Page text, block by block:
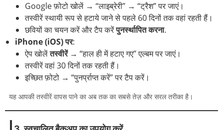
Google फ़ोटो खोलें → “लाइब्रेरी” → “ट्रैश” पर जाएं।
तस्वीरें स्थायी रूप से हटाये जाने से पहले 60 दिनों तक वहां रहती हैं।
छवियों का चयन करें और टैप करेंपुनर्स्थापित करना.
iPhone (iOS) पर:
ऐप खोलेंतस्वीरें→ “हाल ही में हटाए गए” एल्बम पर जाएं।
तस्वीरें वहां 30 दिनों तक रहती हैं।
इच्छित फ़ोटो → “पुनर्प्राप्त करें” पर टैप करें।
यह आपकी तस्वीरें वापस पाने का अब तक का सबसे तेज़ और सरल तरीका है।